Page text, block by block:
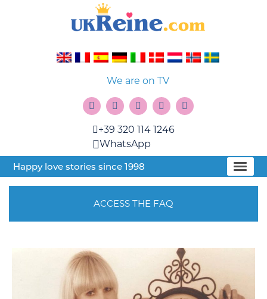
We are on TV
+39 320 114 1246
WhatsApp
Happy love stories since 1998
ACCESS THE FAQ